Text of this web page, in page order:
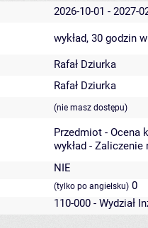
2026-10-01 - 2027-
wykład, 30 godzin
Rafał Dziurka
Rafał Dziurka
(nie masz dostępu)
Przedmiot - Ocena
wykład - Zaliczenie
NIE
(tylko po angielsku) 0
110-000 - Wydział